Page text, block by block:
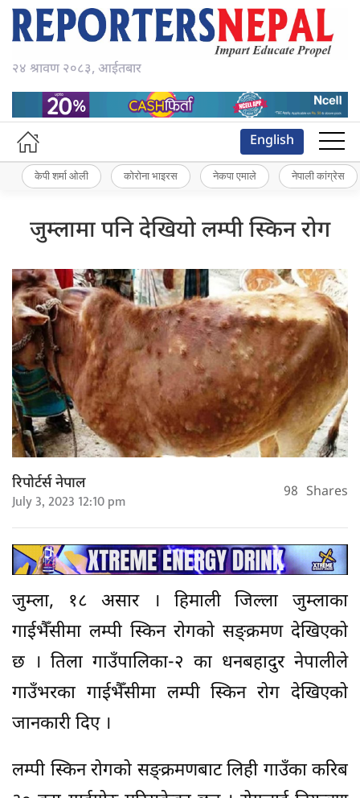
२४ श्रावण २०८३, आईतबार
English
केपी शर्मा ओली कोरोना भाइरस नेकपा एमाले नेपाली कांग्रेस
जुम्लामा पनि देखियो लम्पी स्किन रोग
रिपोर्टर्स नेपाल
July 3, 2023 12:10 pm 98 Shares
जुम्ला, १८ असार । हिमाली जिल्ला जुम्लाका
गाईभैँसीमा लम्पी स्किन रोगको सङ्क्रमण देखिएको
छ । तिला गाउँपालिका-२ का धनबहादुर नेपालीले
गाउँभरका गाईभैँसीमा लम्पी स्किन रोग देखिएको
जानकारी दिए ।
लम्पी स्किन रोगको सङ्क्रमणबाट लिही गाउँका करिब